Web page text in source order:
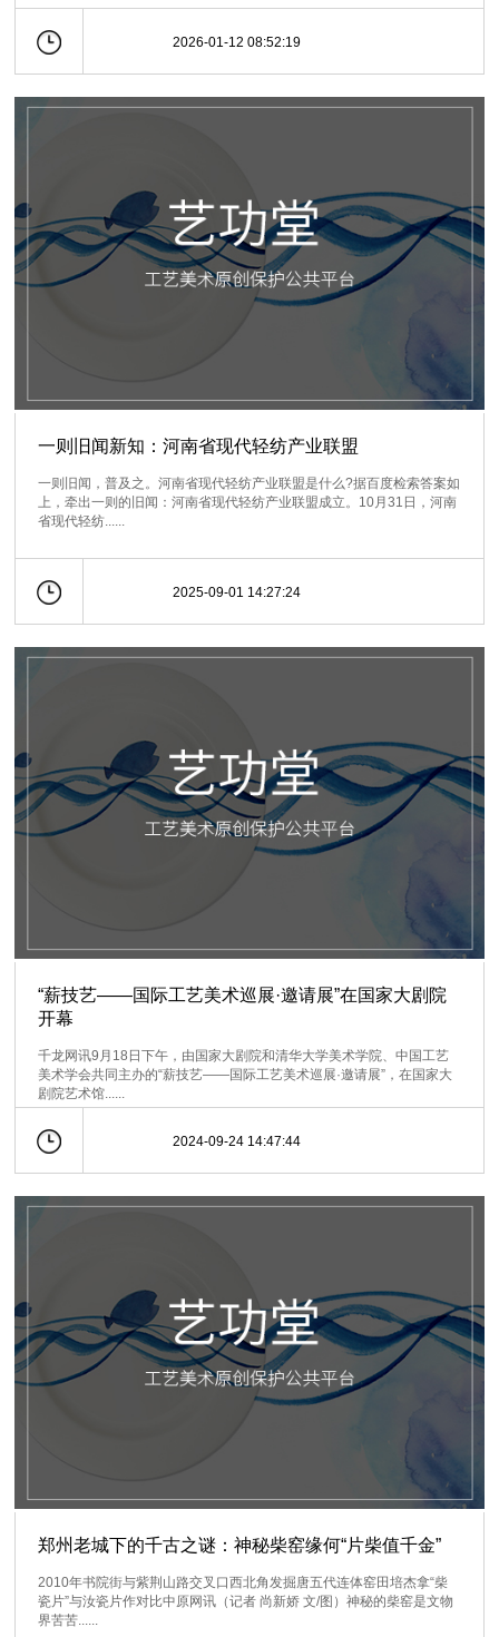
2026-01-12 08:52:19
一则旧闻新知：河南省现代轻纺产业联盟
一则旧闻，普及之。河南省现代轻纺产业联盟是什么?据百度检索答案如
上，牵出一则的旧闻：河南省现代轻纺产业联盟成立。10月31日，河南
省现代轻纺......
2025-09-01 14:27:24
“薪技艺——国际工艺美术巡展·邀请展”在国家大剧院
开幕
千龙网讯9月18日下午，由国家大剧院和清华大学美术学院、中国工艺
美术学会共同主办的“薪技艺——国际工艺美术巡展·邀请展”，在国家大
剧院艺术馆......
2024-09-24 14:47:44
郑州老城下的千古之谜：神秘柴窑缘何“片柴值千金”
2010年书院街与紫荆山路交叉口西北角发掘唐五代连体窑田培杰拿“柴
瓷片”与汝瓷片作对比中原网讯（记者 尚新娇 文/图）神秘的柴窑是文物
界苦苦......